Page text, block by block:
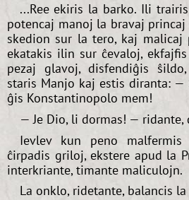
...Ree ekiris la barko. Ili
potencaj manoj la bravaj
skedion sur la tero, kaj malicaj
ekatakis ilin sur ĉevaloj,
pezaj glavoj, disfendiĝis
staris Manjo kaj estis diranta:
ĝis Konstantinopolo mem!
— Je Dio, li dormas! —
Ievlev kun peno
ĉirpadis griloj, ekstere apud la
interkriante, timante maliculojn.
La onklo, ridetante, balancis